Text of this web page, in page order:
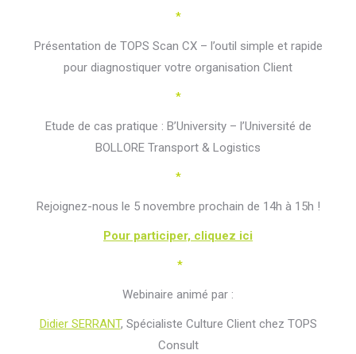
*
Présentation de TOPS Scan CX – l’outil simple et rapide
pour diagnostiquer votre organisation Client
*
Etude de cas pratique : B’University – l’Université de
BOLLORE Transport & Logistics
*
Rejoignez-nous le 5 novembre prochain de 14h à 15h !
Pour participer, cliquez ici
*
Webinaire animé par :
Didier SERRANT, Spécialiste Culture Client chez TOPS
Consult